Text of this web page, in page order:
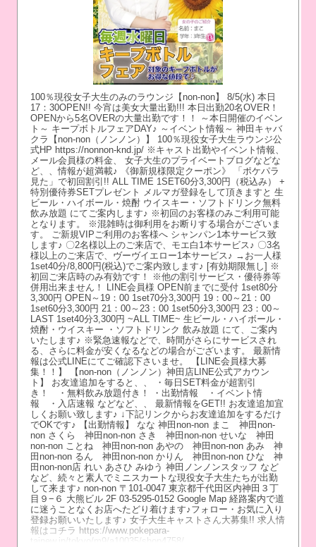
100％現役女子大生のみのラウンジ【non-non】 8/5(水) 本日
17：30OPEN!! 今宵は美女大量出勤!!! 本日出勤20名OVER！
OPENから5名OVERの大量出勤です！！ ～本日開催のイベン
ト～ キープボトルフェアDAY♪ ～イベント情報～ 神田キャバ
クラ【non-non（ノンノン）】 100％現役女子大生ラウンジ公
式HP https://nonnon-knd.jp/ ※キャスト出勤やイベント情報、
メール会員様の料金、 女子大生のプライベートブログなどな
ど、、情報が超満載♪ 《御新規様限定クーポン》 「ポケパラ
見た」で初回割引!! ALL TIME 1SET60分3,300円（税込み） +
特別優待券SETプレゼント メルマガ登録をして頂きますと 生
ビール・ハイボール・焼酎 ウイスキー・ソフトドリンク無料
飲み放題 にてご案内します♪ ※初回のお客様のみご利用可能
となります。 ※混雑時は御利用をお断りする場合がございま
す。 ご新規VIPご利用のお客様へ シャンパン1本サービス致
します♪ 〇2名様以上のご来店で、モエ白1本サービス♪ 〇3名
様以上のご来店で、ヴーヴイエロー1本サービス♪ →お一人様
1set40分/8,800円(税込)でご案内致します♪ [有効期限無し] ※
初回ご来店時のみ有効です！ ※他の割引サービス・優待券等
併用出来ません！ LINE会員様 OPEN前までに受付 1set80分
3,300円 OPEN～19：00 1set70分3,300円 19：00～21：00
1set60分3,300円 21：00～23：00 1set50分3,300円 23：00～
LAST 1set40分3,300円 ~ALL TIME~ 生ビール・ハイボール・
焼酎・ウイスキー ・ソフトドリンク 飲み放題 にて、ご案内
いたします♪ ※緊急速報などで、時間がさらにサービスされ
る、さらに料金が安くなるなどの場合がございます。 最新情
報は公式LINEにてご確認下さいませ。 【LINE会員様大募
集！！】 【non-non（ノンノン）神田店LINE公式アカウン
ト】 お友達追加をすると、、 ・毎日SET料金が超割引
き！ ・無料飲み放題付き！ ・出勤情報 ・イベント情
報 ・入店速報 などなど、、 最新情報をGET!! お友達追加宜
しくお願い致します♪ ↓下記リンクからお友達追加をするだけ
でOKです♪ 【出勤情報】 なな 神田non-non まこ 神田non-
non さくら 神田non-non さき 神田non-non せいな 神田
non-non ことね 神田non-non あやの 神田non-non あみ 神
田non-non るん 神田non-non かりん 神田non-non ひな 神
田non-non店 れい あさひ みゆう 神田ノンノンスタッフ など
など、続々と素人でミニスカートな現役女子大生たちが出勤
して来ます♪ non-non 〒101-0047 東京都千代田区内神田３丁
目９−６ 大熊ビル 2F 03-5295-0152 Google Map 経路案内で道
に迷うことなくお店へたどり着けます♪フォロー・お気に入り
登録お願いいたします♪ 女子大生キャストさん大募集!! 求人情
報はコチラ https://www.pokepara-
tainew.jp/tokyo/m9/a10035/shop4758/